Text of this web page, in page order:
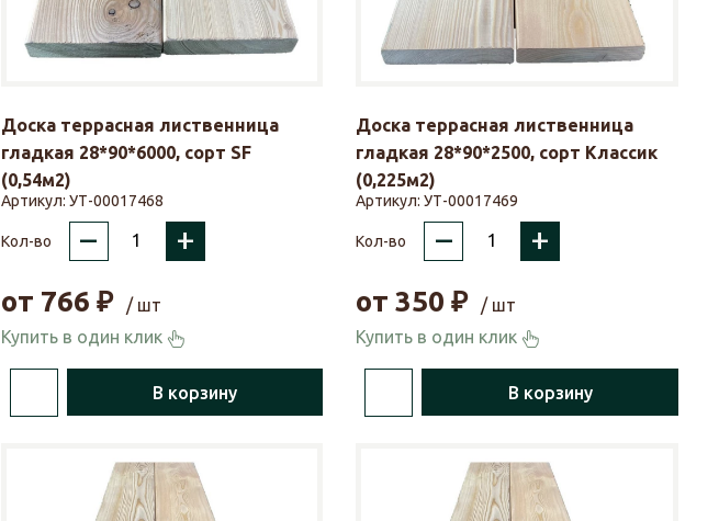
Доска террасная лиственница
гладкая 28*90*6000, сорт SF
(0,54м2)
Артикул: УТ-00017468
Кол-во – +
от 766 ₽
/ шт
Купить в один клик
В корзину
Доска террасная лиственница
гладкая 28*90*2500, сорт Классик
(0,225м2)
Артикул:УТ-00017469
Кол-во – +
от350 ₽
/ шт
Купить в один клик
В корзину